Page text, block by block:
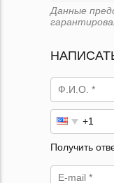
Данные
Получить